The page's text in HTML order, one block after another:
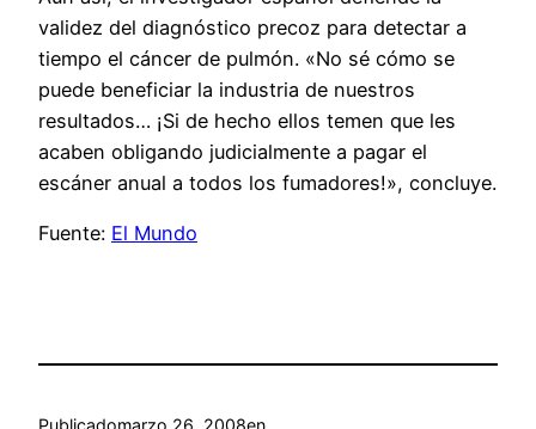
validez del diagnóstico precoz para detectar a
tiempo el cáncer de pulmón. «No sé cómo se
puede beneficiar la industria de nuestros
resultados… ¡Si de hecho ellos temen que les
acaben obligando judicialmente a pagar el
escáner anual a todos los fumadores!», concluye.
Fuente: El Mundo
Publicadomarzo 26, 2008en